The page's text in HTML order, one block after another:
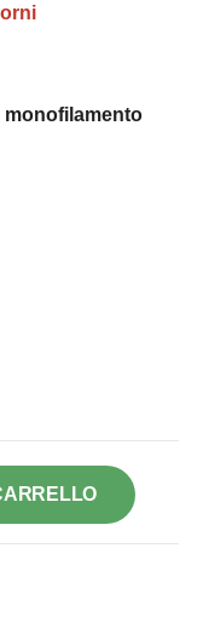
monofilamento